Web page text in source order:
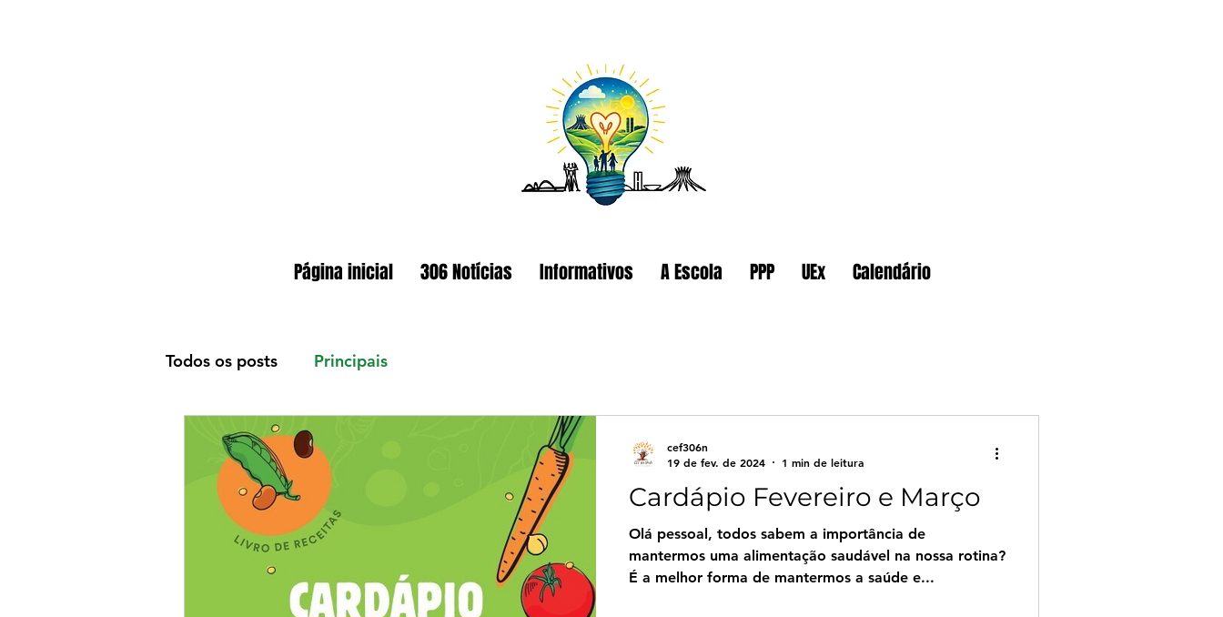
Página inicial 306 Notícias Informativos A Escola PPP UEx Calendário
Todos os posts Principais
Cardápio Fevereiro e Março
Olá pessoal, todos sabem a importância de
mantermos uma alimentação saudável na nossa rotina?
É a melhor forma de mantermos a saúde e...
cef306n
19 de fev. de 2024
1 min de leitura